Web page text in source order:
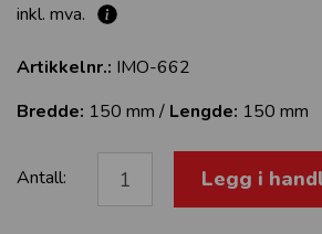
inkl. mva.
Artikkelnr.: IMO-662
Bredde: 150 mm / Lengde: 150 mm
Antall: Legg i